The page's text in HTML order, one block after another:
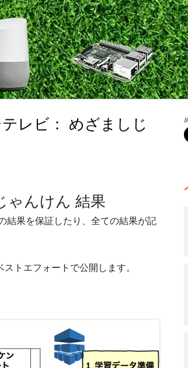
GOOGLE HOME音
ンを起動する
室温上昇（30℃）で
室温上昇でパソコ
LINE通知
電車遅延情報を
NOTIFIERでアナウ
雨が降り出す前に
NATUREREMOAPI
レビ： めざましじ
： めざましじゃんけん 結果
んけん 結果
結果を保証したり、全ての結果が記
トエフォートで公開します。